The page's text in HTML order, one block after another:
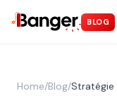
BLOG
Home/Blog/Stratégie